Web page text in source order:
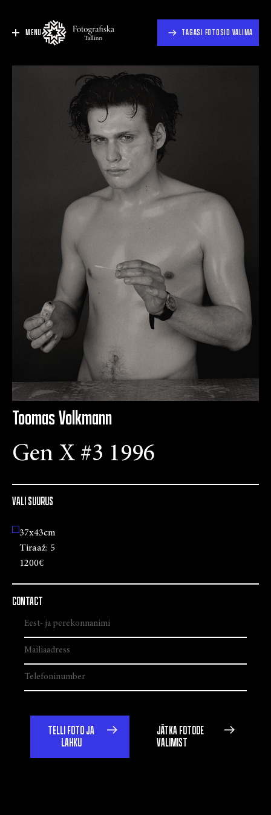
MENU TAGASI FOTOSID VALIMA
Toomas Volkmann
Gen X #3 1996
VALI SUURUS
37x43cm
Tiraaž: 5
1200€
CONTACT
TELLI FOTO JA
LAHKU
JÄTKA FOTODE
VALIMIST